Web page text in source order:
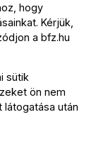
hogy
Kérjük,
a bfz.hu
sütik
ön nem
látogatása után